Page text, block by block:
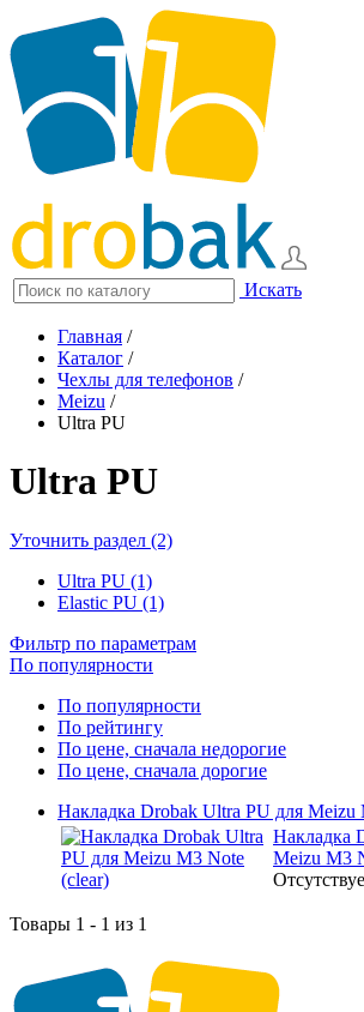
Искать
Главная /
Каталог /
Чехлы для телефонов /
Meizu /
Ultra PU
Ultra PU
Уточнить раздел (2)
Ultra PU (1)
Elastic PU (1)
Фильтр по параметрам
По популярности
По популярности
По рейтингу
По цене, сначала недорогие
По цене, сначала дорогие
Накладка Drobak Ultra PU для Meizu
Накладка
Meizu M3
Товары 1 - 1 из 1